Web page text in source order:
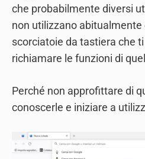
che probabilmente diversi
non utilizzano abitualmente
scorciatoie da tastiera che
richiamare le funzioni di
Perché non approfittare di
conoscerle e iniziare a